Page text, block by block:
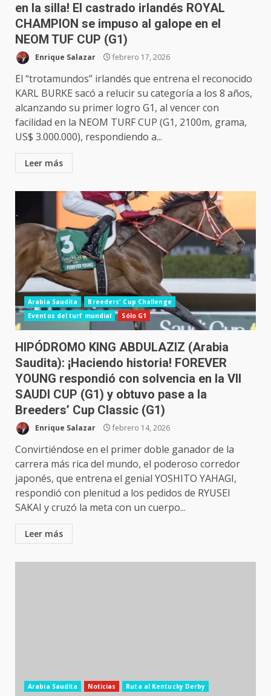
en la silla! El castrado irlandés ROYAL
CHAMPION se impuso al galope en el
NEOM TUF CUP (G1)
Enrique Salazar febrero 17, 2026
El “trotamundos” irlandés que entrena el reconocido
KARL BURKE sacó a relucir su categoría a los 8 años,
alcanzando su primer logro G1, al vencer con
facilidad en la NEOM TURF CUP (G1, 2100m, grama,
US$ 3.000.000), respondiendo a...
Leer más
Arabia Saudita
Breeders' Cup Challenge
Eventos del turf mundial
Sólo G1
HIPÓDROMO KING ABDULAZIZ (Arabia
Saudita): ¡Haciendo historia! FOREVER
YOUNG respondió con solvencia en la VII
SAUDI CUP (G1) y obtuvo pase a la
Breeders’ Cup Classic (G1)
Enrique Salazar febrero 14, 2026
Convirtiéndose en el primer doble ganador de la
carrera más rica del mundo, el poderoso corredor
japonés, que entrena el genial YOSHITO YAHAGI,
respondió con plenitud a los pedidos de RYUSEI
SAKAI y cruzó la meta con un cuerpo...
Leer más
Arabia Saudita Noticias Ruta al Kentucky Derby